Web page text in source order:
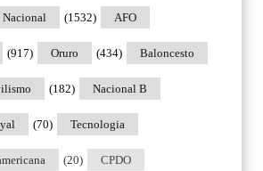
Nacional AFO
(1532)
Oruro
(917) Baloncesto
(434)
Nacional B
(182)
Tecnologia
(70)
CPDO
(20)